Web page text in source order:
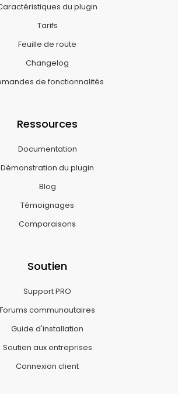
du plugin
Tarifs
Feuille de route
Changelog
de fonctionnalités
Ressources
Documentation
Démonstration du plugin
Blog
Témoignages
Comparaisons
Soutien
Support PRO
Forums communautaires
Guide d'installation
Soutien aux entreprises
Connexion client